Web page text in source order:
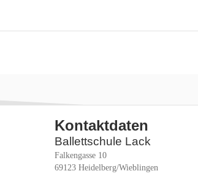
Kontaktdaten
Ballettschule Lack
Falkengasse 10
69123 Heidelberg/Wieblingen